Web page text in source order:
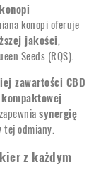
konopi oferuje
jakości,
Seeds (RQS).
zawartości CBD
kompaktowej
zapewniasynergię
tej odmiany.
z każdym